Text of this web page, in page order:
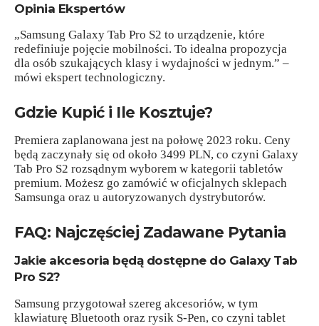
Opinia Ekspertów
„Samsung Galaxy Tab Pro S2 to urządzenie, które
redefiniuje pojęcie mobilności. To idealna propozycja
dla osób szukających klasy i wydajności w jednym.” –
mówi ekspert technologiczny.
Gdzie Kupić i Ile Kosztuje?
Premiera zaplanowana jest na połowę 2023 roku. Ceny
będą zaczynały się od około 3499 PLN, co czyni Galaxy
Tab Pro S2 rozsądnym wyborem w kategorii tabletów
premium. Możesz go zamówić w oficjalnych sklepach
Samsunga oraz u autoryzowanych dystrybutorów.
FAQ: Najczęściej Zadawane Pytania
Jakie akcesoria będą dostępne do Galaxy Tab
Pro S2?
Samsung przygotował szereg akcesoriów, w tym
klawiaturę Bluetooth oraz rysik S-Pen, co czyni tablet